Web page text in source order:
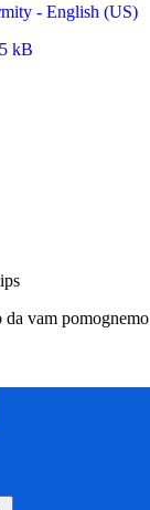
- English (US)
kB
da vam pomognemo